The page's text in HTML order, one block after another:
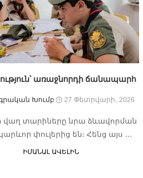
առաջնորդի ճանապարհ
Խումբ 27 Փետրվարի, 2026
վաղ տարիները նրա ձևավորման
փուլերից են։ Հենց այս …
ԻՄԱՆԱԼ ԱՎԵԼԻՆ